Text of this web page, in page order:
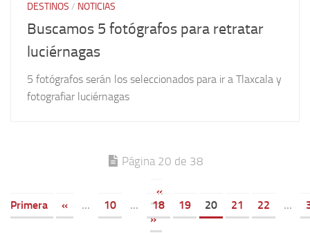
DESTINOS / NOTICIAS
Buscamos 5 fotógrafos para retratar
luciérnagas
5 fotógrafos serán los seleccionados para ir a Tlaxcala y
fotografiar luciérnagas
Página 20 de 38
«
Primera
« ... 10 ... 18 19 20 21 22 ...
»